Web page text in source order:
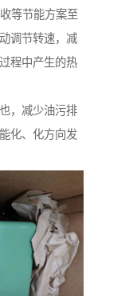
等节能方案至
调节转速，减
程中产生的热
，减少油污排
化、化方向发